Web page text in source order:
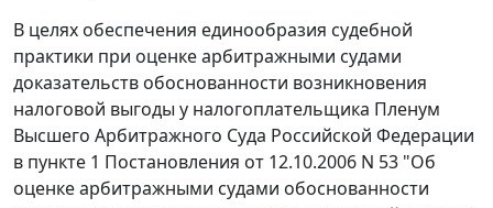
В целях обеспечения единообразия судебной
практики при оценке арбитражными судами
доказательств обоснованности возникновения
налоговой выгоды у налогоплательщика Пленум
Высшего Арбитражного Суда Российской Федерации
в пункте 1 Постановления от 12.10.2006 N 53 "Об
оценке арбитражными судами обоснованности